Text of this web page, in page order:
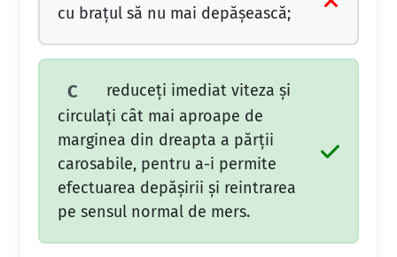
cu brațul să nu mai depășească;
C
reduceți imediat viteza și
circulați cât mai aproape de
marginea din dreapta a părții
carosabile, pentru a-i permite
efectuarea depășirii și reintrarea
pe sensul normal de mers.